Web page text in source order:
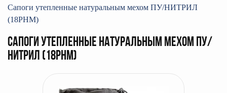
Сапоги утепленные натуральным мехом ПУ/НИТРИЛ
(18РНМ)
Сапоги утепленные натуральным мехом ПУ/
НИТРИЛ (18РНМ)